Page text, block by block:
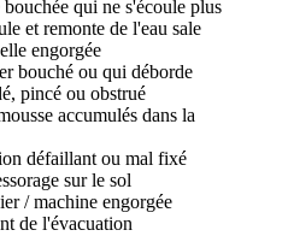
qui ne s'écoule plus
et remonte de l'eau sale
engorgée
bouché ou qui déborde
pincé ou obstrué
accumulés dans la
défaillant ou mal fixé
sur le sol
/ machine engorgée
de l'évacuation